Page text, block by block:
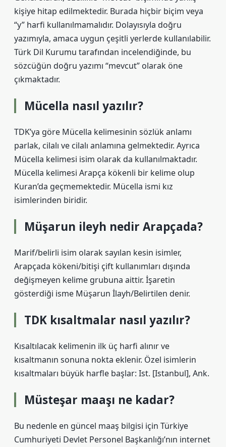
kişiye hitap edilmektedir. Burada hiçbir biçim veya
“y” harfi kullanılmamalıdır. Dolayısıyla doğru
yazımıyla, amaca uygun çeşitli yerlerde kullanılabilir.
Türk Dil Kurumu tarafından incelendiğinde, bu
sözcüğün doğru yazımı “mevcut” olarak öne
çıkmaktadır.
Mücella nasıl yazılır?
TDK’ya göre Mücella kelimesinin sözlük anlamı
parlak, cilalı ve cilalı anlamına gelmektedir. Ayrıca
Mücella kelimesi isim olarak da kullanılmaktadır.
Mücella kelimesi Arapça kökenli bir kelime olup
Kuran’da geçmemektedir. Mücella ismi kız
isimlerinden biridir.
Müşarun ileyh nedir Arapçada?
Marif/belirli isim olarak sayılan kesin isimler,
Arapçada kökeni/bitişi çift kullanımları dışında
değişmeyen kelime grubuna aittir. İşaretin
gösterdiği isme Müşarun İlayh/Belirtilen denir.
TDK kısaltmalar nasıl yazılır?
Kısaltılacak kelimenin ilk üç harfi alınır ve
kısaltmanın sonuna nokta eklenir. Özel isimlerin
kısaltmaları büyük harfle başlar: Ist. [Istanbul], Ank.
Müsteşar maaşı ne kadar?
Bu nedenle en güncel maaş bilgisi için Türkiye
Cumhuriyeti Devlet Personel Başkanlığı’nın internet